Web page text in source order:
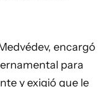
encargó
para
y exigió que le